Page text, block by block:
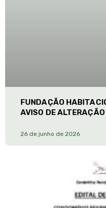
FUNDAÇÃO
AVISO DE ALTERAÇÃO
26 de junho de 2026